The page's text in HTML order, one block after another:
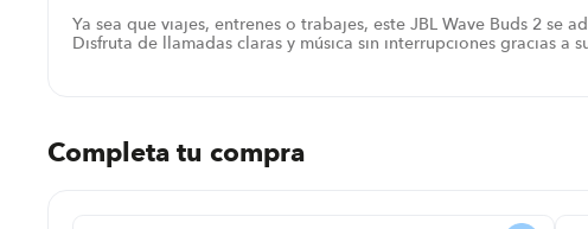
Ya sea que viajes, entrenes o trabajes, este JBL Wave Buds 2
Disfruta de llamadas claras y música sin interrupciones gracias
Completa tu compra